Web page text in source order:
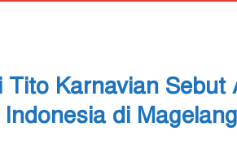
Tito Karnavian Sebut
di Magelang